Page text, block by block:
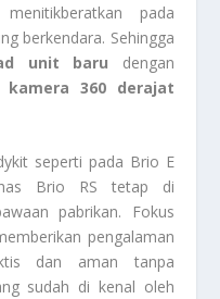
pada
berkendara. Sehingga
unit baru dengan
kamera 360 derajat
seperti pada Brio E
Brio RS tetap di
pabrikan. Fokus
pengalaman
dan aman tanpa
sudah di kenal oleh